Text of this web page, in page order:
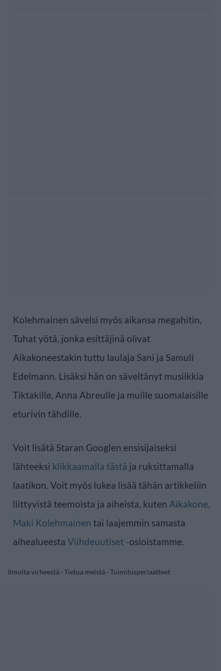
Kolehmainen sävelsi myös aikansa megahitin,
Tuhat yötä, jonka esittäjinä olivat
Aikakoneestakin tuttu laulaja Sani ja Samuli
Edelmann. Lisäksi hän on säveltänyt musiikkia
Tiktakille, Anna Abreulle ja muille suomalaisille
eturivin tähdille.
Voit lisätä Staran Googlen ensisijaiseksi
lähteeksi klikkaamalla tästä ja ruksittamalla
laatikon. Voit myös lukea lisää tähän artikkeliin
liittyvistä teemoista ja aiheista, kuten Aikakone,
Maki Kolehmainen tai laajemmin samasta
aihealueesta Viihdeuutiset -osioistamme.
Ilmoita virheestä · Tietoa meistä · Toimitusperiaatteet